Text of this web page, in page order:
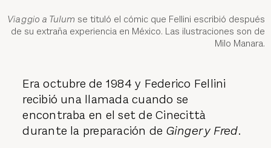
Viaggio a Tulum se tituló el cómic que Fellini escribió después
de su extraña experiencia en México. Las ilustraciones son de
Milo Manara.
Era octubre de 1984 y Federico Fellini
recibió una llamada cuando se
encontraba en el set de Cinecittà
durante la preparación de Ginger y Fred.